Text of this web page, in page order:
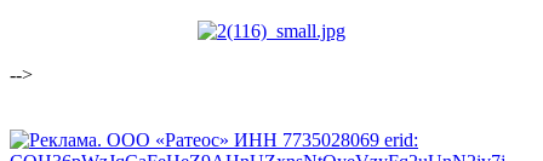
-->